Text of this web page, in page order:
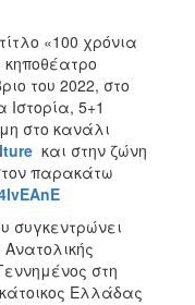
«100 χρόνια
του 2022, στο
5+1
στο κανάλι
και στην ζώνη
παρακάτω
συγκεντρώνει
στη
Ελλάδας